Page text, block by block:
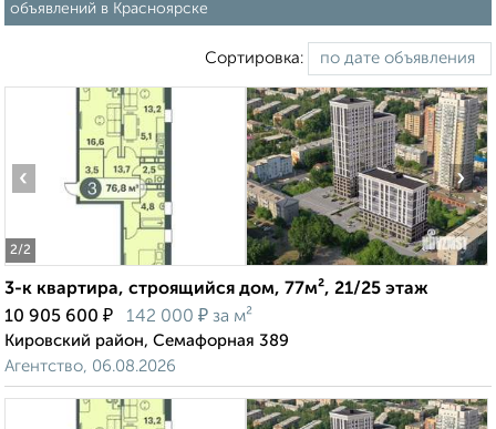
объявлений в Красноярске
Сортировка:
2/2
‹ ›
3-к квартира, строящийся дом, 77м², 21/25 этаж
10 905 600 ₽ 142 000 ₽ за м²
Кировский район, Семафорная 389
Агентство, 06.08.2026